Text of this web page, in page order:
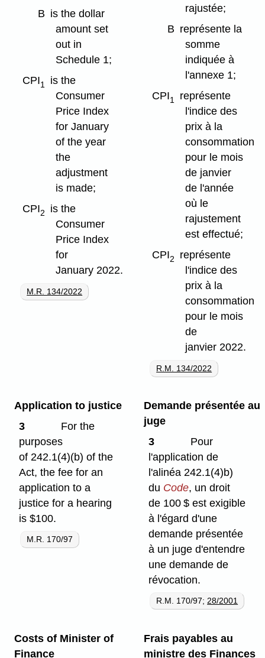
B is the dollar
amount set
out in
Schedule 1;
CPI1
is the
Consumer
Price Index
for January
of the year
the
adjustment
is made;
CPI2
is the
Consumer
Price Index
for
January 2022.
M.R. 134/2022
rajustée;
B représente la
somme
indiquée à
l'annexe 1;
CPI1
représente
l'indice des
prix à la
consommation
pour le mois
de janvier
de l'année
où le
rajustement
est effectué;
CPI2
représente
l'indice des
prix à la
consommation
pour le mois
de
janvier 2022.
R.M. 134/2022
Application to justice
3
For the
purposes
of 242.1(4)⁠(b) of the
Act, the fee for an
application to a
justice for a hearing
is $100.
M.R. 170/97
Demande présentée au
juge
3
Pour
l'application de
l'alinéa 242.1(4)b)
du Code, un droit
de 100 $ est exigible
à l'égard d'une
demande présentée
à un juge d'entendre
une demande de
révocation.
R.M. 170/97;28/2001
Costs of Minister of
Finance
Frais payables au
ministre des Finances